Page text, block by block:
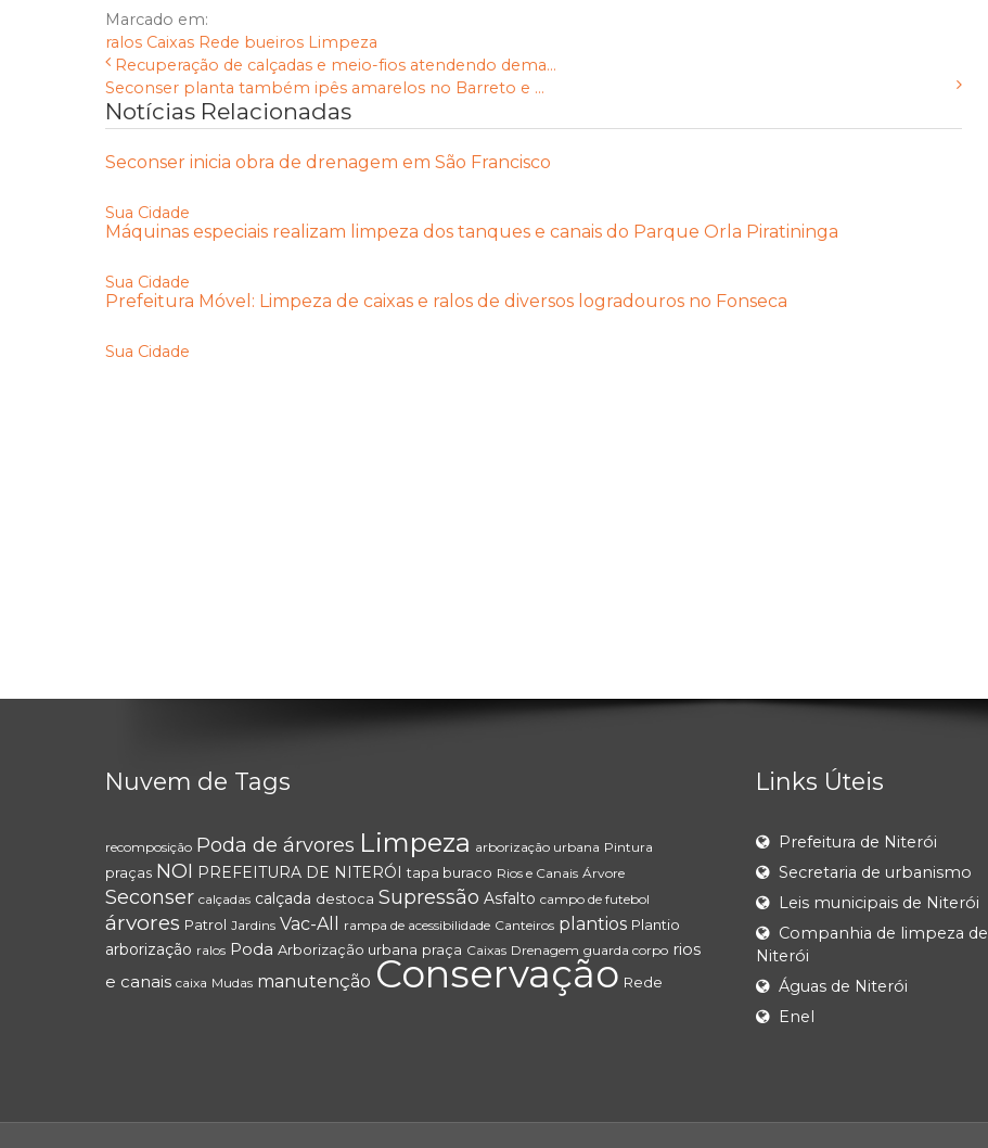
Marcado em:
ralos Caixas Rede bueiros Limpeza
Recuperação de calçadas e meio-fios atendendo dema...
Seconser planta também ipês amarelos no Barreto e ...
Notícias Relacionadas
Seconser inicia obra de drenagem em São Francisco
Sua Cidade
Máquinas especiais realizam limpeza dos tanques e canais do Parque Orla Piratininga
Sua Cidade
Prefeitura Móvel: Limpeza de caixas e ralos de diversos logradouros no Fonseca
Sua Cidade
Nuvem de Tags
recomposição Poda de árvores Limpeza arborização urbana Pintura
praças NOI PREFEITURA DE NITERÓI tapa buraco Rios e Canais Árvore
Seconser calçadas calçada destoca Supressão Asfalto campo de futebol
árvores Patrol Jardins Vac-All rampa de acessibilidade Canteiros plantios Plantio
arborização ralos Poda Arborização urbana praça Caixas Drenagem guarda corpo rios
e canais caixa Mudas manutenção Conservação Rede
Links Úteis
Prefeitura de Niterói
Secretaria de urbanismo
Leis municipais de Niterói
Companhia de limpeza de
Niterói
Águas de Niterói
Enel